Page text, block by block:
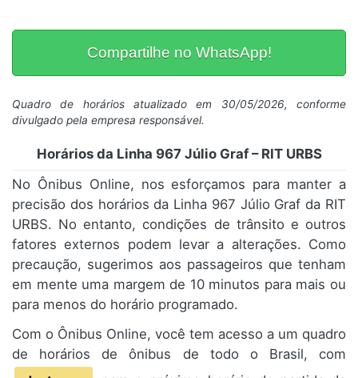
Compartilhe no WhatsApp!
Quadro de horários atualizado em 30/05/2026, conforme
divulgado pela empresa responsável.
Horários da Linha 967 Júlio Graf – RIT URBS
No Ônibus Online, nos esforçamos para manter a
precisão dos horários da Linha 967 Júlio Graf da RIT
URBS. No entanto, condições de trânsito e outros
fatores externos podem levar a alterações. Como
precaução, sugerimos aos passageiros que tenham
em mente uma margem de 10 minutos para mais ou
para menos do horário programado.
Com o Ônibus Online, você tem acesso a um quadro
de horários de ônibus de todo o Brasil, com